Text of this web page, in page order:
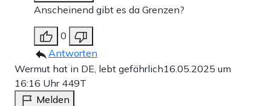
Anscheinend gibt es da Grenzen?
0
Antworten
Wermut hat in DE, lebt gefährlich16.05.2025 um
16:16 Uhr 449T
Melden